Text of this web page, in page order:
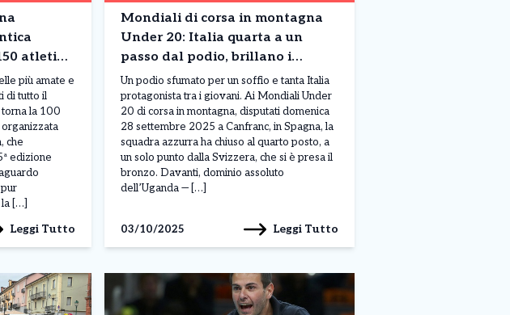
atleti
mondo
più amate e
di tutto il
la 100
che
edizione
[…]
Leggi Tutto
Mondiali di corsa in montagna
Under 20: Italia quarta a un
passo dal podio, brillano i
canavesani Perardi e Pepe
Un podio sfumato per un soffio e tanta Italia
protagonista tra i giovani. Ai Mondiali Under
20 di corsa in montagna, disputati domenica
28 settembre 2025 a Canfranc, in Spagna, la
squadra azzurra ha chiuso al quarto posto, a
un solo punto dalla Svizzera, che si è presa il
bronzo. Davanti, dominio assoluto
dell’Uganda — […]
03/10/2025 Leggi Tutto